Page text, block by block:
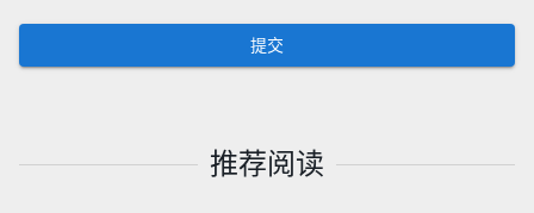
提交
推荐阅读